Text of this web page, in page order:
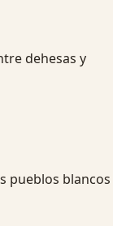
dehesas y
pueblos blancos